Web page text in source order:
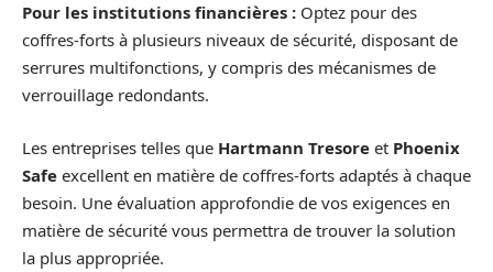
Pour les institutions financières : Optez pour des
coffres-forts à plusieurs niveaux de sécurité, disposant de
serrures multifonctions, y compris des mécanismes de
verrouillage redondants.
Les entreprises telles que Hartmann Tresore et Phoenix
Safe excellent en matière de coffres-forts adaptés à chaque
besoin. Une évaluation approfondie de vos exigences en
matière de sécurité vous permettra de trouver la solution
la plus appropriée.